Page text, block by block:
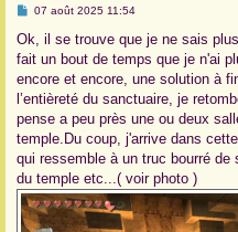
M
s
a
g
07 août 2025 11:54
Ok, il se trouve que je ne sais
fait un bout de temps que je n'ai
encore et encore, une solution à
l’entièreté du sanctuaire, je
pense a peu près une ou deux
temple.Du coup, j'arrive dans
qui ressemble à un truc bourré
du temple etc...( voir photo )